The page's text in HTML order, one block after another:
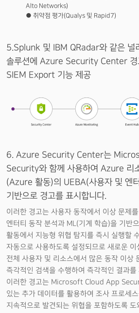
Alto Networks)
● 취약점 평가(Qualys 및 Rapid7)
5.Splunk 및 IBM QRadar와 같은 널
솔루션에 Azure Security Center 경
SIEM Export 기능 제공
6. Azure Security Center는
Security와 함께 사용하여 Azure 리
(Azure 활동)의 UEBA(사용자 및 엔
기반으로 경고를 표시합니다.
이러한 경고는 사용자 동작에서 이상 문제
엔터티 동작 분석과 ML(기계 학습)을 기반
활동에서 지능형 위협 탐지를 즉시 실행할
자동으로 사용하도록 설정되므로 새로운
전체 사용자 및 리소스에서 많은 동작 이상
즉각적인 검색을 수행하여 즉각적인 결과
이러한 경고는 Microsoft Cloud App
있는 추가 데이터를 활용하여 조사 프로세
지속적으로 발견되는 위협을 포함하도록 도